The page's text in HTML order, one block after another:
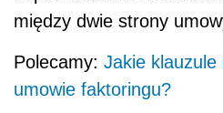
między dwie strony
Polecamy: Jakie
umowie faktoringu?